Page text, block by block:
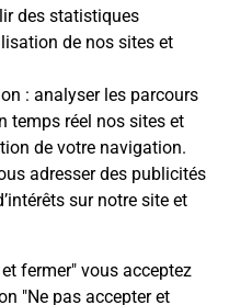
des statistiques
de nos sites et
: analyser les parcours
temps réel nos sites et
de votre navigation.
adresser des publicités
sur notre site et
fermer" vous acceptez
"Ne pas accepter et